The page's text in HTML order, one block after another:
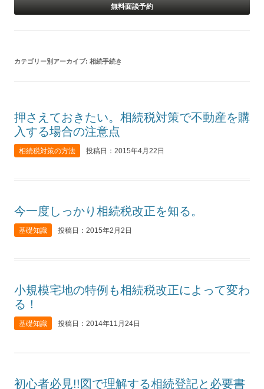
無料面談予約
カテゴリー別アーカイブ: 相続手続き
押さえておきたい。相続税対策で不動産を購
入する場合の注意点
相続税対策の方法 投稿日：2015年4月22日
今一度しっかり相続税改正を知る。
基礎知識 投稿日：2015年2月2日
小規模宅地の特例も相続税改正によって変わ
る！
基礎知識 投稿日：2014年11月24日
初心者必見!!図で理解する相続登記と必要書